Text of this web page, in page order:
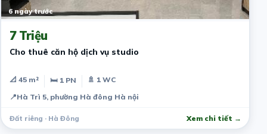
6 ngày trước
7 Triệu
Cho thuê căn hộ dịch vụ studio
📐 45 m² 🛏 1 PN
🚿 1 WC
📍Hà Trì 5, phường Hà đông Hà nội
Đất riêng · Hà Đông Xem chi tiết →